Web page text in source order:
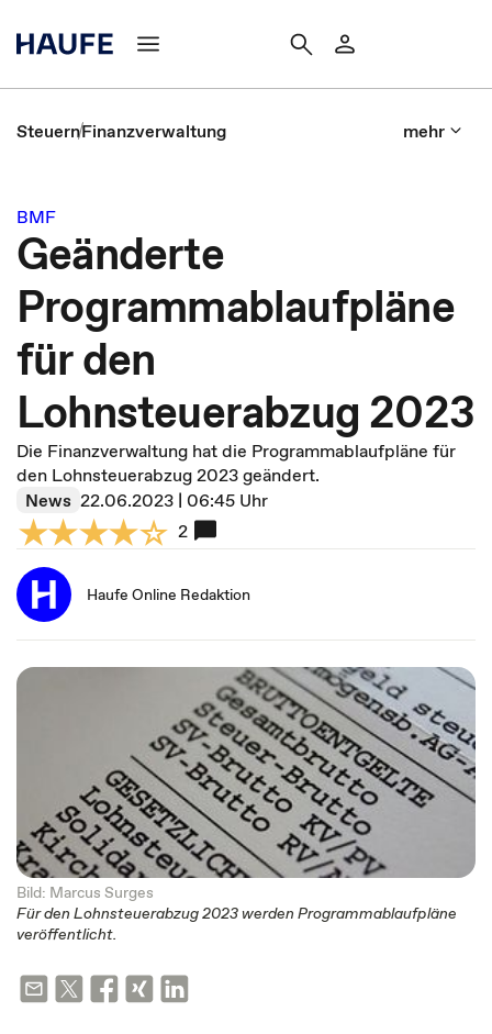
SteuernFinanzverwaltung mehr
BMF
Geänderte
Programmablaufpläne
für den
Lohnsteuerabzug 2023
Die Finanzverwaltung hat die Programmablaufpläne für
den Lohnsteuerabzug 2023 geändert.
News 22.06.2023 | 06:45 Uhr
2
Haufe Online Redaktion
Bild: Marcus Surges
Für den Lohnsteuerabzug 2023 werden Programmablaufpläne
veröffentlicht.